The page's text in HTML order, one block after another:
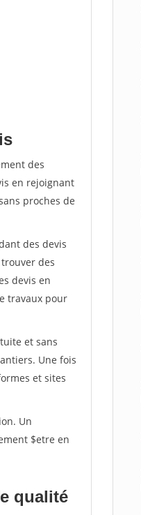
des
en rejoignant
proches de
des devis
des
devis en
travaux pour
et sans
Une fois
et sites
Un
$etre en
qualité